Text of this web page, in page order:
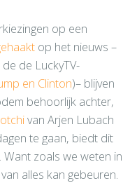
op een
op het nieuws –
de LuckyTV-
en Clinton)– blijven
behoorlijk achter,
van Arjen Lubach
te gaan, biedt dit
zoals we weten in
alles kan gebeuren.